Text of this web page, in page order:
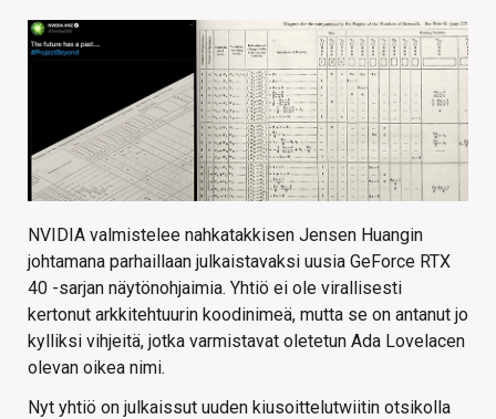
VAIHDA TEEMA
HAKU
NVIDIA valmistelee nahkatakkisen Jensen Huangin
johtamana parhaillaan julkaistavaksi uusia GeForce RTX
40 -sarjan näytönohjaimia. Yhtiö ei ole virallisesti
kertonut arkkitehtuurin koodinimeä, mutta se on antanut jo
kylliksi vihjeitä, jotka varmistavat oletetun Ada Lovelacen
olevan oikea nimi.
Nyt yhtiö on julkaissut uuden kiusoittelutwiitin otsikolla